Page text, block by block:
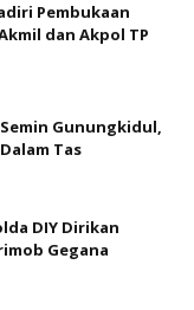
Pembukaan
dan Akpol TP
Gunungkidul,
Tas
DIY Dirikan
Gegana